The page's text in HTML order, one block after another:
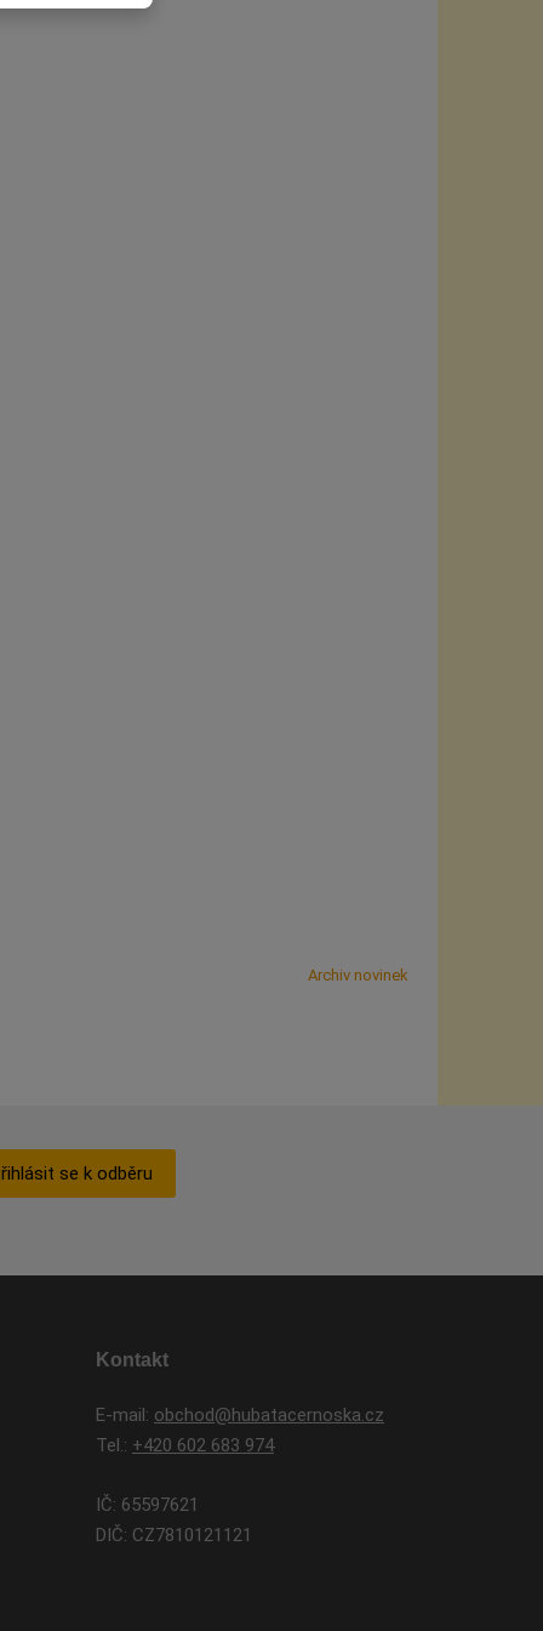
Archiv novinek
se k odběru
Kontakt
E-mail: obchod@hubatacernoska.cz
Tel.: +420 602 683 974
IČ: 65597621
DIČ: CZ7810121121